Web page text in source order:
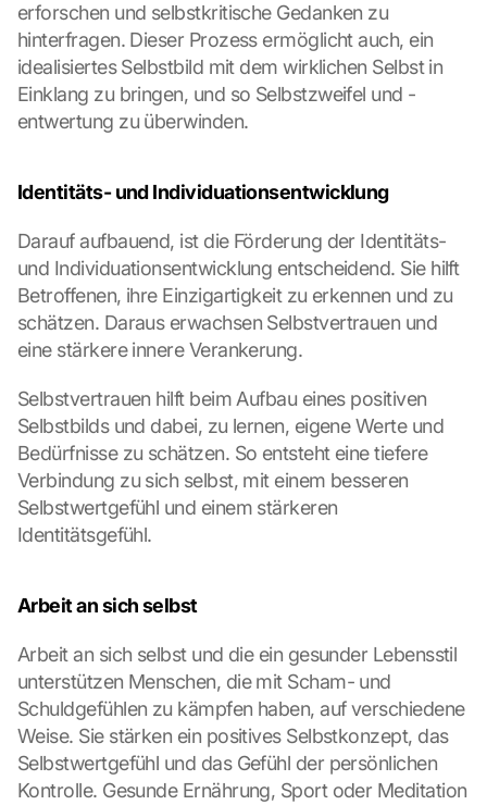
erforschen und selbstkritische Gedanken zu
hinterfragen. Dieser Prozess ermöglicht auch, ein
idealisiertes Selbstbild mit dem wirklichen Selbst in
Einklang zu bringen, und so Selbstzweifel und -
entwertung zu überwinden.
Identitäts- und Individuationsentwicklung
Darauf aufbauend, ist die Förderung der Identitäts-
und Individuationsentwicklung entscheidend. Sie hilft
Betroffenen, ihre Einzigartigkeit zu erkennen und zu
schätzen. Daraus erwachsen Selbstvertrauen und
eine stärkere innere Verankerung.
Selbstvertrauen hilft beim Aufbau eines positiven
Selbstbilds und dabei, zu lernen, eigene Werte und
Bedürfnisse zu schätzen. So entsteht eine tiefere
Verbindung zu sich selbst, mit einem besseren
Selbstwertgefühl und einem stärkeren
Identitätsgefühl.
Arbeit an sich selbst
Arbeit an sich selbst und die ein gesunder Lebensstil
unterstützen Menschen, die mit Scham- und
Schuldgefühlen zu kämpfen haben, auf verschiedene
Weise. Sie stärken ein positives Selbstkonzept, das
Selbstwertgefühl und das Gefühl der persönlichen
Kontrolle. Gesunde Ernährung, Sport oder Meditation